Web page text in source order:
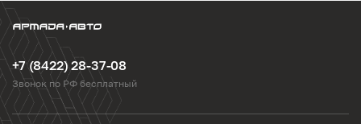
+7 (8422) 28-37-08
Звонок по РФ бесплатный